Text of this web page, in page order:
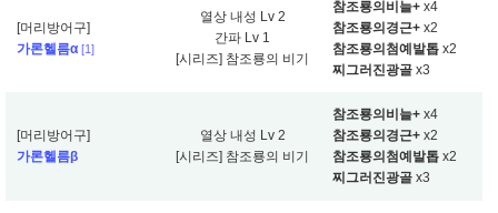
[머리방어구]
가론헬름α [1]
열상 내성 Lv 2
간파 Lv 1
[시리즈] 참조룡의 비기
참조룡의비늘+ x4
참조룡의경근+ x2
참조룡의첨예발톱 x2
찌그러진광골 x3
[머리방어구]
가론헬름β
열상 내성 Lv 2
[시리즈] 참조룡의 비기
참조룡의비늘+ x4
참조룡의경근+ x2
참조룡의첨예발톱 x2
찌그러진광골 x3